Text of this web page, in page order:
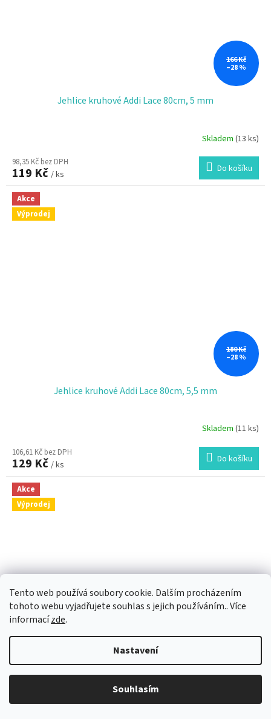
Tento web používá soubory cookie. Dalším procházením
tohoto webu vyjadřujete souhlas s jejich používáním.. Více
informacízde.
Nastavení
Souhlasím
166 Kč
–28 %
Jehlice kruhové Addi Lace 80cm, 5 mm
Skladem (13 ks)
98,35 Kč bez DPH
119 Kč / ks Do košíku
Akce
Výprodej
180 Kč
–28 %
Jehlice kruhové Addi Lace 80cm, 5,5 mm
Skladem (11 ks)
106,61 Kč bez DPH
129 Kč / ks Do košíku
Akce
Výprodej
180 Kč